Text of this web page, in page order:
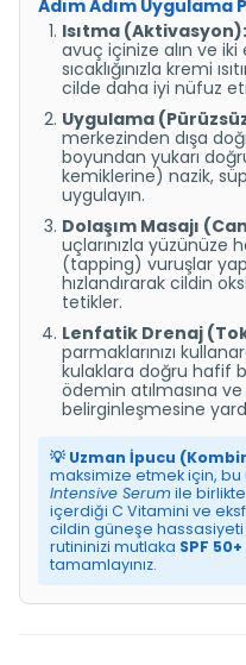
Adım Adım Uygulama
Isıtma (Aktivasyon):
avuç içinize alın ve
sıcaklığınızla kremi
cilde daha iyi nüfuz
Uygulama
merkezinden dışa
boyundan yukarı
kemiklerine) nazik,
uygulayın.
Dolaşım Masajı
uçlarınızla yüzünüze
(tapping) vuruşlar
hızlandırarak cildin
tetikler.
Lenfatik Drenaj
parmaklarınızı
kulaklara doğru hafif
ödemin atılmasına ve
belirginleşmesine
💡 Uzman İpucu
maksimize etmek için, bu
Intensive Serumile
içerdiği C Vitamini ve
cildin güneşe
rutininizi mutlaka SPF
tamamlayınız.